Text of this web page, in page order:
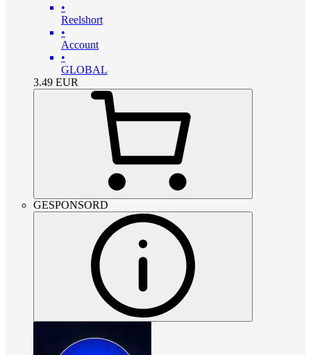
•
Reelshort
•
Account
•
GLOBAL
3.49 EUR
GESPONSORD